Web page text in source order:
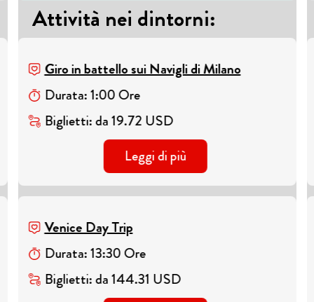
Attività nei dintorni:
Giro in battello sui Navigli di Milano
Durata:1:00Ore
Biglietti:da19.72 USD
Leggi di più
Venice Day Trip
Durata:13:30Ore
Biglietti:da144.31 USD